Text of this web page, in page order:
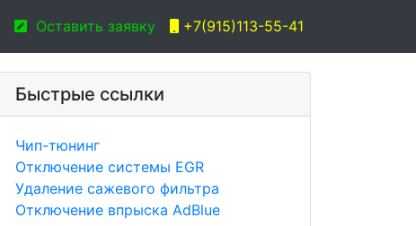
Оставить заявку +7(915)113-55-41
Быстрые ссылки
Чип-тюнинг
Отключение системы EGR
Удаление сажевого фильтра
Отключение впрыска AdBlue